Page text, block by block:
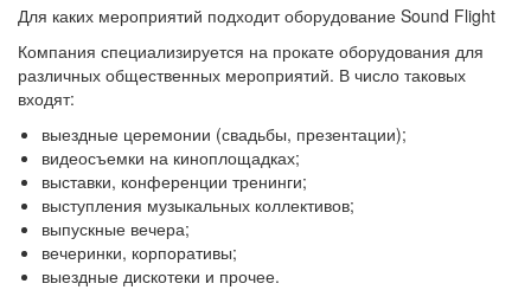
Для каких мероприятий подходит оборудование Sound Flight
Компания специализируется на прокате оборудования для
различных общественных мероприятий. В число таковых
входят:
выездные церемонии (свадьбы, презентации);
видеосъемки на киноплощадках;
выставки, конференции тренинги;
выступления музыкальных коллективов;
выпускные вечера;
вечеринки, корпоративы;
выездные дискотеки и прочее.